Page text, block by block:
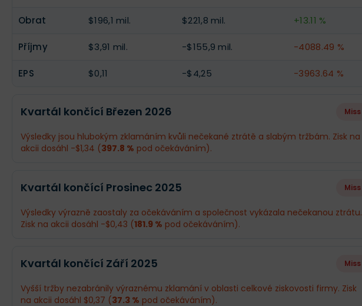
Obrat $196,1 mil. $221,8 mil. +13.11 %
Příjmy $3,91 mil. -$155,9 mil. -4088.49 %
EPS $0,11 -$4,25 -3963.64 %
Kvartál končící Březen 2026 Miss
Výsledky jsou hlubokým zklamáním kvůli nečekané ztrátě a slabým tržbám. Zisk na
akcii dosáhl -$1,34 (397.8 % pod očekáváním).
Příjmy $15,99 mil. -$47,57 mil.
Kvartál končící Prosinec 2025 Miss
Výsledky výrazně zaostaly za očekáváním a společnost vykázala nečekanou ztrátu.
Zisk na akcii dosáhl -$0,43 (181.9 % pod očekáváním).
Kvartál končící Září 2025 Miss
Vyšší tržby nezabránily výraznému zklamání v oblasti celkové ziskovosti firmy. Zisk
na akcii dosáhl $0,37 (37.3 % pod očekáváním).